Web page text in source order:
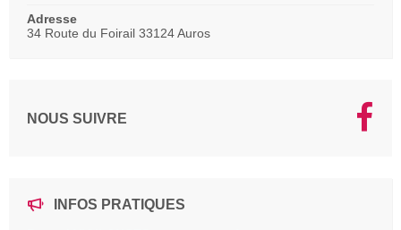
Adresse
34 Route du Foirail 33124 Auros
NOUS SUIVRE
INFOS PRATIQUES